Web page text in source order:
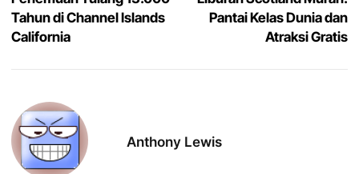
Tahun di Channel Islands
California
Pantai Kelas Dunia dan
Atraksi Gratis
Anthony Lewis